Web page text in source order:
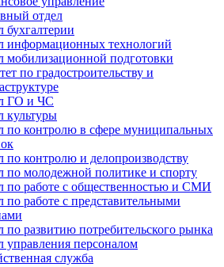
отдел
бухгалтерии
информационных технологий
мобилизационной подготовки
по градостроительству и
ГО и ЧС
культуры
по контролю в сфере муниципальных
по контролю и делопроизводству
по молодежной политике и спорту
по работе с общественностью и СМИ
по работе с представительными
по развитию потребительского рынка
управления персоналом
служба